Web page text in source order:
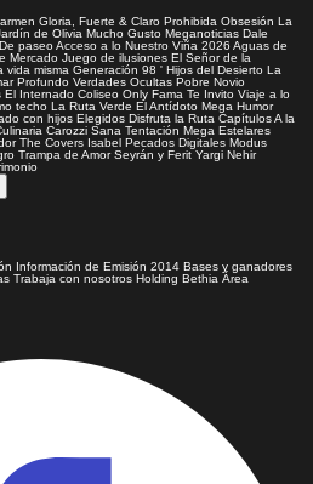
Gloria, Fuerte & Claro Prohibida Obsesión La
de Olivia Mucho Gusto Meganoticias Dale
De paseoAcceso a lo Nuestro Viña 2026 Aguas de
Mercado Juego de ilusiones El Señor de la
vida misma Generación 98 ' Hijos del Desierto La
Profundo Verdades Ocultas Pobre Novio
El Internado Coliseo Only Fama Te Invito Viaje a lo
techo La Ruta Verde El Antídoto Mega Humor
con hijos Elegidos Disfruta la Ruta CapítulosA la
Carozzi Sana Tentación Mega Estelares
The Covers Isabel Pecados Digitales Modus
Trampa de Amor Seyrán y Ferit Yargi Nehir
Información de Emisión 2014 Bases y ganadores
Trabaja con nosotros Holding Bethia Área